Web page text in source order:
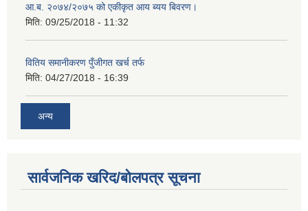
आ.ब. २०७४/२०७५ को एकीकृत आय ब्यय बिवरण।
मिति: 09/25/2018 - 11:32
वितिय समानीकरण पुँजीगत खर्च तर्फ
मिति: 04/27/2018 - 16:39
अन्य
सार्वजनिक खरिद/बोलपत्र सूचना